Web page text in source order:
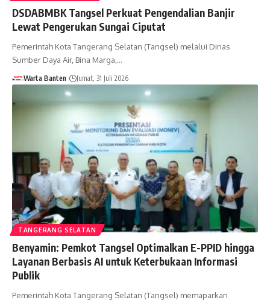
DSDABMBK Tangsel Perkuat Pengendalian Banjir
Lewat Pengerukan Sungai Ciputat
Pemerintah Kota Tangerang Selatan (Tangsel) melalui Dinas
Sumber Daya Air, Bina Marga,…
Warta Banten Jumat, 31 Juli 2026
TANGERANG SELATAN
Benyamin: Pemkot Tangsel Optimalkan E-PPID hingga
Layanan Berbasis AI untuk Keterbukaan Informasi
Publik
Pemerintah Kota Tangerang Selatan (Tangsel) memaparkan